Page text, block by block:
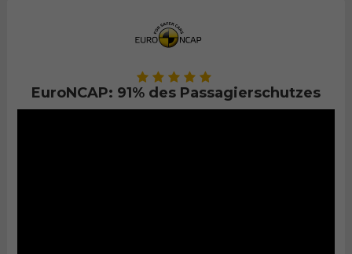
EuroNCAP: 91% des Passagierschutzes